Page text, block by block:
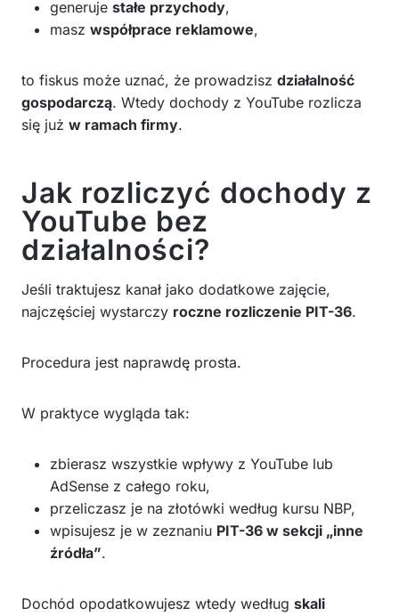
generuje stałe przychody,
masz współprace reklamowe,
to fiskus może uznać, że prowadzisz działalność
gospodarczą. Wtedy dochody z YouTube rozlicza
się już w ramach firmy.
Jak rozliczyć dochody z
YouTube bez
działalności?
Jeśli traktujesz kanał jako dodatkowe zajęcie,
najczęściej wystarczy roczne rozliczenie PIT-36.
Procedura jest naprawdę prosta.
W praktyce wygląda tak:
zbierasz wszystkie wpływy z YouTube lub
AdSense z całego roku,
przeliczasz je na złotówki według kursu NBP,
wpisujesz je w zeznaniu PIT-36 w sekcji „inne
źródła”.
Dochód opodatkowujesz wtedy według skali